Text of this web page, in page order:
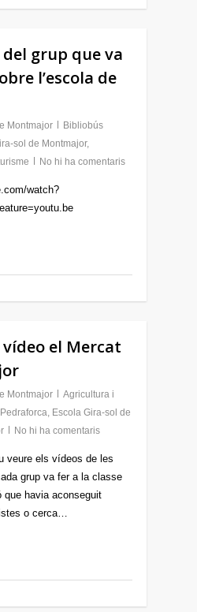
grup que va
l’escola de
Montmajor
Bibliobús
sol de Montmajor,
No hi ha comentaris
watch?
el Mercat
Montmajor
Agricultura i
, Escola Gira-sol de
No hi ha comentaris
veure els vídeos de les
grup va fer a la classe
que havia aconseguit
o cerca…